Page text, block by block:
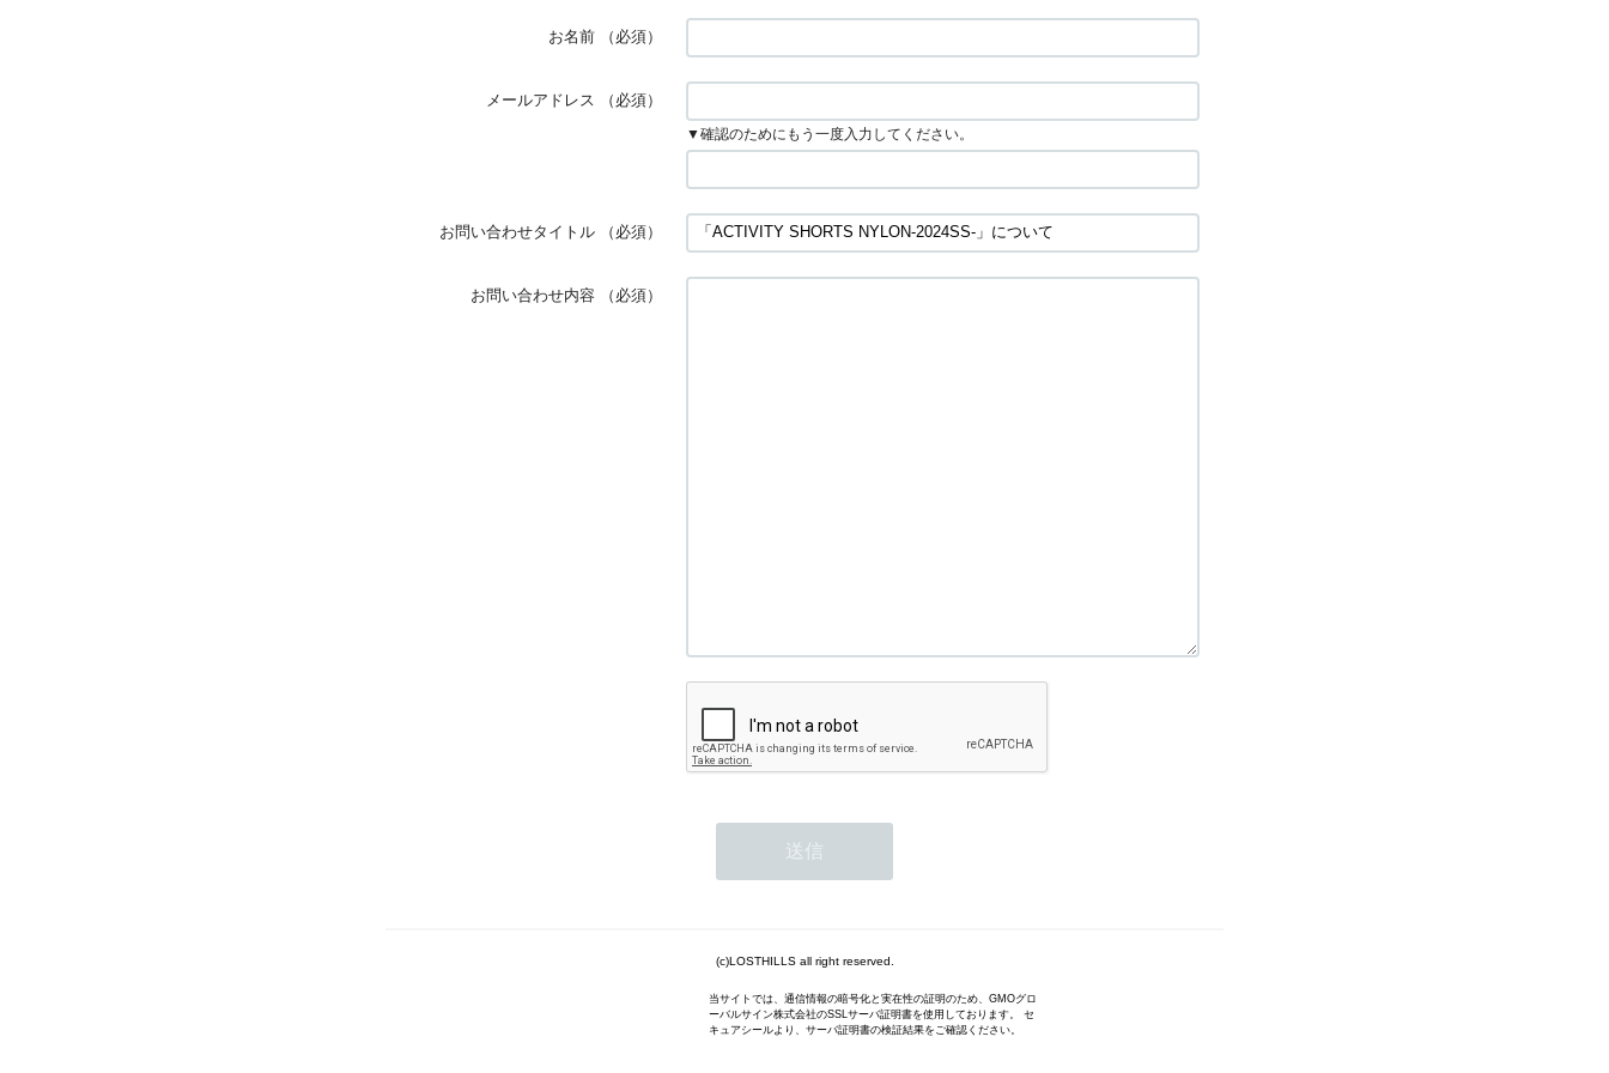
お名前 （必須）
メールアドレス （必須）
▼確認のためにもう一度入力してください。
お問い合わせタイトル （必須）
お問い合わせ内容 （必須）
(c)LOSTHILLS all right reserved.
当サイトでは、通信情報の暗号化と実在性の証明のため、GMOグロ
ーバルサイン株式会社のSSLサーバ証明書を使用しております。 セ
キュアシールより、サーバ証明書の検証結果をご確認ください。